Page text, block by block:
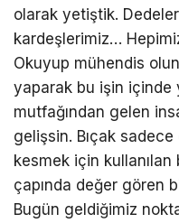
olarak yetiştik.
kardeşlerimiz…
Okuyup mühendis
yaparak bu işin içinde
mutfağından gelen
gelişsin. Bıçak
kesmek için
çapında değer gören
Bugün geldiğimiz